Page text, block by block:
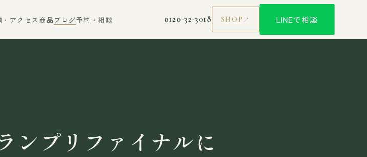
・アクセス 商品 ブログ予約・相談 0120-32-3018 SHOP LINEで相談
ンプリファイナルに